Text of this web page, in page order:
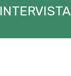
INTERVISTA